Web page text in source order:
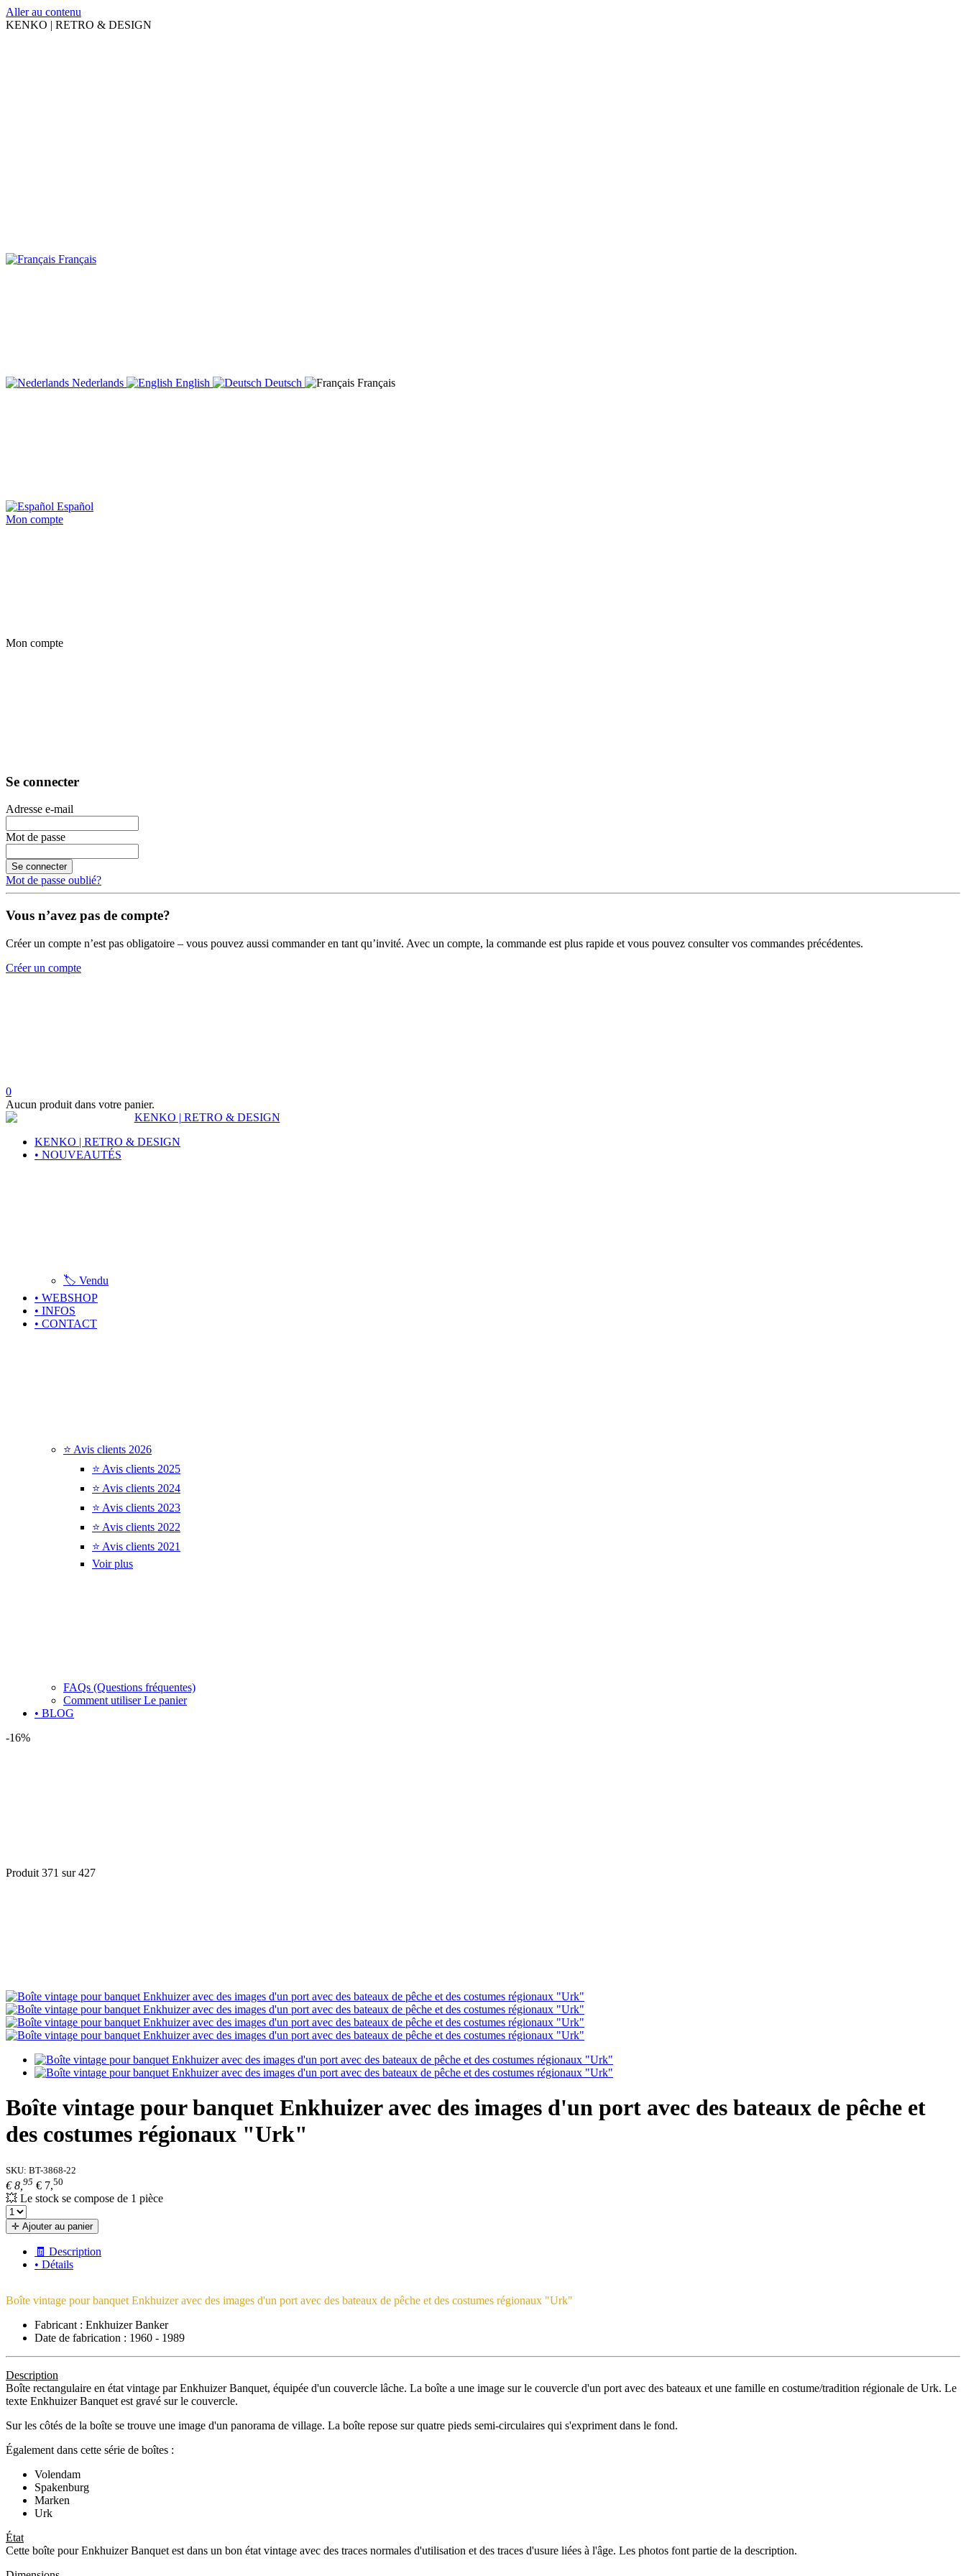
Aller au contenu
KENKO | RETRO & DESIGN
Français
Nederlands English Deutsch Français
Español
Mon compte
Mon compte
Se connecter
Adresse e-mail
Mot de passe
Se connecter
Mot de passe oublié?
Vous n’avez pas de compte?
Créer un compte n’est pas obligatoire – vous pouvez aussi commander en tant qu’invité. Avec un compte, la commande est plus rapide et vous pouvez consulter vos commandes précédentes.
Créer un compte
0
Aucun produit dans votre panier.
KENKO | RETRO & DESIGN
• NOUVEAUTÉS
🏷️ Vendu
• WEBSHOP
• INFOS
• CONTACT
⭐ Avis clients 2026
⭐ Avis clients 2025
⭐ Avis clients 2024
⭐ Avis clients 2023
⭐ Avis clients 2022
⭐ Avis clients 2021
Voir plus
FAQs (Questions fréquentes)
Comment utiliser Le panier
• BLOG
-16%
Produit 371 sur 427
Boîte vintage pour banquet Enkhuizer avec des images d'un port avec des bateaux de pêche et
des costumes régionaux "Urk"
SKU: BT-3868-22
€ 8, 95 € 7,50
💥 Le stock se compose de 1 pièce
✛ Ajouter au panier
🧾 Description
• Détails
Boîte vintage pour banquet Enkhuizer avec des images d'un port avec des bateaux de pêche et des costumes régionaux "Urk"
Fabricant : Enkhuizer Banker
Date de fabrication : 1960 - 1989
Description
Boîte rectangulaire en état vintage par Enkhuizer Banquet, équipée d'un couvercle lâche. La boîte a une image sur le couvercle d'un port avec des bateaux et une famille en costume/tradition régionale de Urk. Le
texte Enkhuizer Banquet est gravé sur le couvercle.
Sur les côtés de la boîte se trouve une image d'un panorama de village. La boîte repose sur quatre pieds semi-circulaires qui s'expriment dans le fond.
Également dans cette série de boîtes :
Volendam
Spakenburg
Marken
Urk
État
Cette boîte pour Enkhuizer Banquet est dans un bon état vintage avec des traces normales d'utilisation et des traces d'usure liées à l'âge. Les photos font partie de la description.